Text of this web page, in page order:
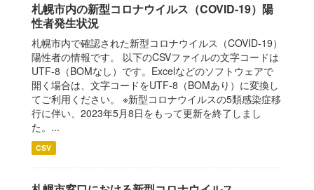
札幌市内の新型コロナウイルス（COVID-19）陽
性者発生状況
札幌市内で確認された新型コロナウイルス（COVID-19）
陽性者の情報です。 以下のCSVファイルの文字コードは
UTF-8（BOMなし）です。Excelなどのソフトウェアで
開く場合は、文字コードをUTF-8（BOMあり）に変換し
てご利用ください。 ※新型コロナウイルスの5類感染症移
行に伴い、2023年5月8日をもって更新を終了しまし
た。...
CSV